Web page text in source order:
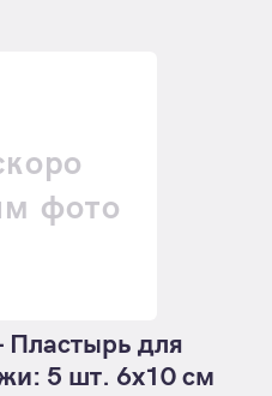
фото
Пластырь для
5 шт. 6х10 см